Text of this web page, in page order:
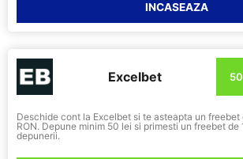
INCASEAZA
Excelbet
Deschide cont la Excelbet si te asteapta un freebet
RON. Depune minim 50 lei si primesti un freebet
depunerii.